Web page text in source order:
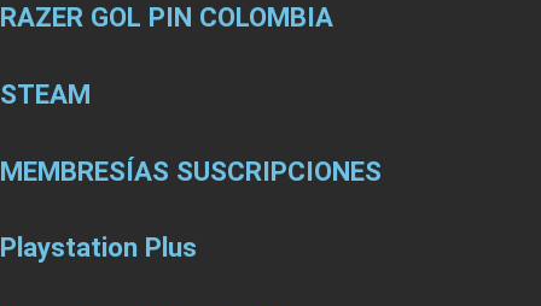
RAZER GOL PIN COLOMBIA
STEAM
MEMBRESÍAS SUSCRIPCIONES
Playstation Plus